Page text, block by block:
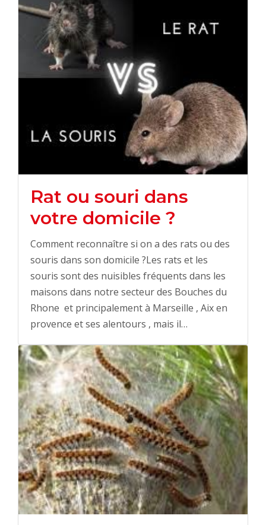
Rat ou souri dans
votre domicile ?
Comment reconnaître si on a des rats ou des
souris dans son domicile ?Les rats et les
souris sont des nuisibles fréquents dans les
maisons dans notre secteur des Bouches du
Rhone et principalement à Marseille , Aix en
provence et ses alentours , mais il…